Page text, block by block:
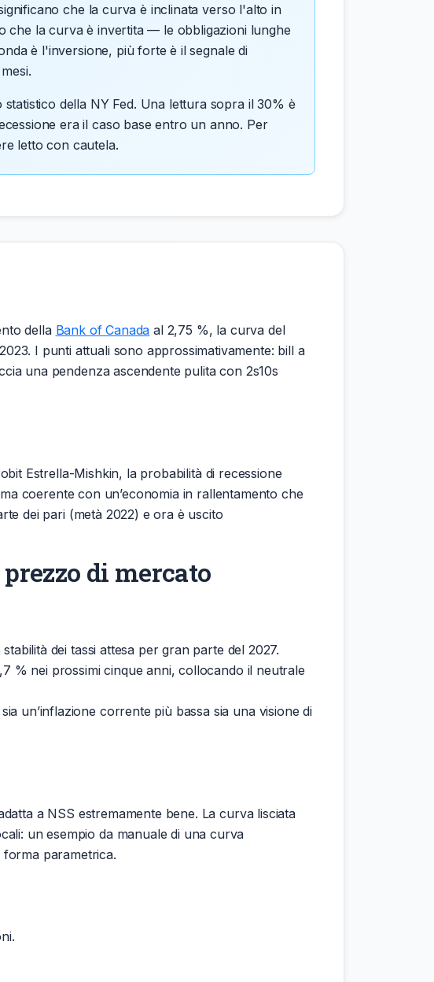
che la curva è inclinata verso l'alto in
che la curva è invertita — le obbligazioni lunghe
è l'inversione, più forte è il segnale di
della NY Fed. Una lettura sopra il 30% è
era il caso base entro un anno. Per
letto con cautela.
della Bank of Canada al 2,75 %, la curva del
I punti attuali sono approssimativamente: bill a
una pendenza ascendente pulita con 2s10s
Estrella-Mishkin, la probabilità di recessione
coerente con un’economia in rallentamento che
dei pari (metà 2022) e ora è uscito
di mercato
dei tassi attesa per gran parte del 2027.
% nei prossimi cinque anni, collocando il neutrale
un’inflazione corrente più bassa sia una visione di
a NSS estremamente bene. La curva lisciata
un esempio da manuale di una curva
forma parametrica.